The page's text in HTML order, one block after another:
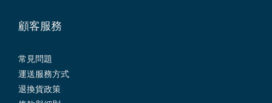
顧客服務
常見問題
運送服務方式
退換貨政策